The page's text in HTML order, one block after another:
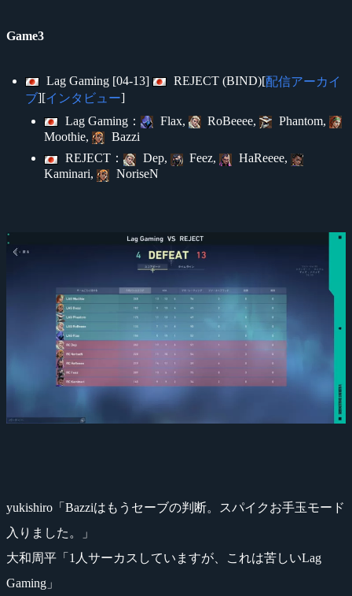
Game3
Lag Gaming [04-13] REJECT (BIND)[配信アーカイ
ブ][インタビュー]
Lag Gaming：
Flax, RoBeeee,
Phantom,
Moothie,
Bazzi
REJECT：
Dep, Feez,
HaReeee,
Kaminari,
NoriseN
yukishiro「Bazziはもうセーブの判断。スパイクお手玉モード
入りました。」
大和周平「1人サーカスしていますが、これは苦しいLag
Gaming」